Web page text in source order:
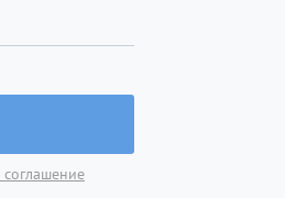
соглашение